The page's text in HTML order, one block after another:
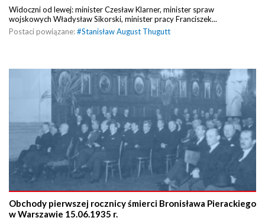
Widoczni od lewej: minister Czesław Klarner, minister spraw
wojskowych Władysław Sikorski, minister pracy Franciszek...
Postaci powiązane:#Stanisław August Thugutt
Obchody pierwszej rocznicy śmierci Bronisława Pierackiego
w Warszawie 15.06.1935 r.